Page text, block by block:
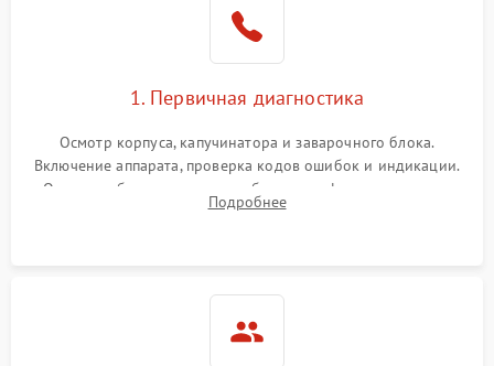
1. Первичная диагностика
Осмотр корпуса, капучинатора и заварочного блока.
Включение аппарата, проверка кодов ошибок и индикации.
Оценка работы помпы, термоблока и кофемолки на слух.
Измерение температуры и давления воды для выявления
Подробнее